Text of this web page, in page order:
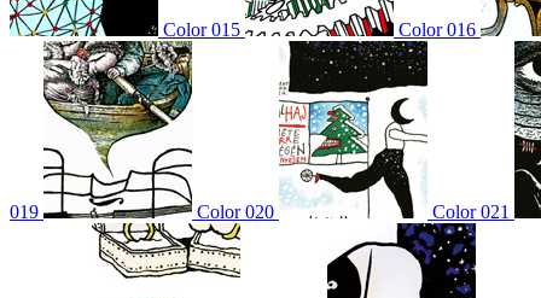
Color 015 Color 016
019 Color 020 Color 021